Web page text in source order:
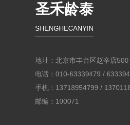
圣禾龄泰
SHENGHECANYIN
地址：北京市丰台区赵辛店
电话：010-63339479 /
手机：13718954799 /
邮编：100071